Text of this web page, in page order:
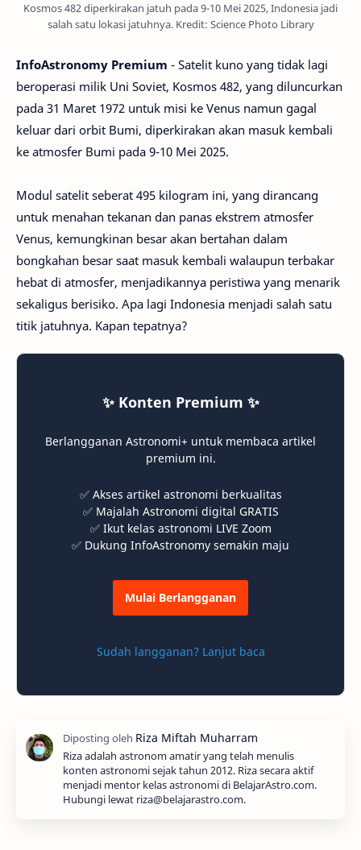
Kosmos 482 diperkirakan jatuh pada 9-10 Mei 2025, Indonesia jadi
salah satu lokasi jatuhnya. Kredit: Science Photo Library
InfoAstronomy Premium - Satelit kuno yang tidak lagi
beroperasi milik Uni Soviet, Kosmos 482, yang diluncurkan
pada 31 Maret 1972 untuk misi ke Venus namun gagal
keluar dari orbit Bumi, diperkirakan akan masuk kembali
ke atmosfer Bumi pada 9-10 Mei 2025.
Modul satelit seberat 495 kilogram ini, yang dirancang
untuk menahan tekanan dan panas ekstrem atmosfer
Venus, kemungkinan besar akan bertahan dalam
bongkahan besar saat masuk kembali walaupun terbakar
hebat di atmosfer, menjadikannya peristiwa yang menarik
sekaligus berisiko. Apa lagi Indonesia menjadi salah satu
titik jatuhnya. Kapan tepatnya?
✨ Konten Premium ✨
Berlangganan Astronomi+ untuk membaca artikel
premium ini.
✅ Akses artikel astronomi berkualitas
✅ Majalah Astronomi digital GRATIS
✅ Ikut kelas astronomi LIVE Zoom
✅ Dukung InfoAstronomy semakin maju
Mulai Berlangganan
Sudah langganan? Lanjut baca
Riza adalah astronom amatir yang telah menulis
konten astronomi sejak tahun 2012. Riza secara aktif
menjadi mentor kelas astronomi di BelajarAstro.com.
Hubungi lewat riza@belajarastro.com.